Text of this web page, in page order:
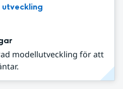
utveckling
modellutveckling för att